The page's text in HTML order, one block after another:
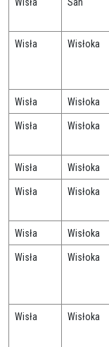
Wisła Wisłoka
Wisła Wisłoka
Wisła Wisłoka
Wisła Wisłoka
Wisła Wisłoka
Wisła Wisłoka
Wisła Wisłoka
Wisła Wisłoka